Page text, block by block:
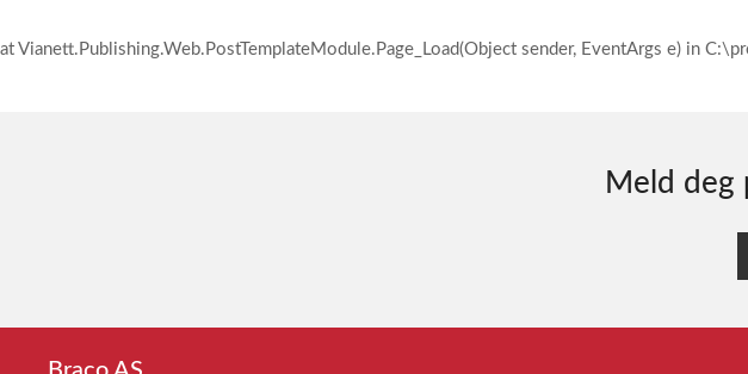
at Vianett.Publishing.Web.PostTemplateModule.Page_Load(Object sender, EventArgs e) in
Meld deg